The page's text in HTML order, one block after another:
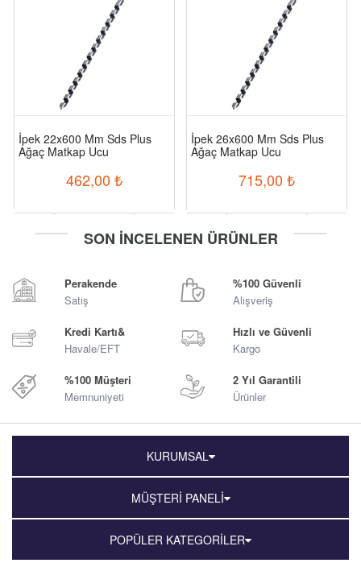
İpek 22x600 Mm Sds Plus
Ağaç Matkap Ucu
462,00 ₺
İpek 26x600 Mm Sds Plus
Ağaç Matkap Ucu
715,00 ₺
SON İNCELENEN ÜRÜNLER
Perakende
Satış
%100 Güvenli
Alışveriş
Kredi Kartı&
Havale/EFT
Hızlı ve Güvenli
Kargo
%100 Müşteri
Memnuniyeti
2 Yıl Garantili
Ürünler
KURUMSAL
MÜŞTERİ PANELİ
POPÜLER KATEGORİLER